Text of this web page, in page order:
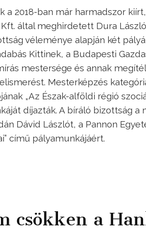
2018-ban már harmadszor
által meghirdetett Dura
véleménye alapján két
Kittinek, a Budapesti
mestersége és annak
Mesterképzés
„Az Észak-alföldi régió
díjazták. A bíráló bizottság
Dávid Lászlót, a Pannon
című pályamunkájáért.
csökken a